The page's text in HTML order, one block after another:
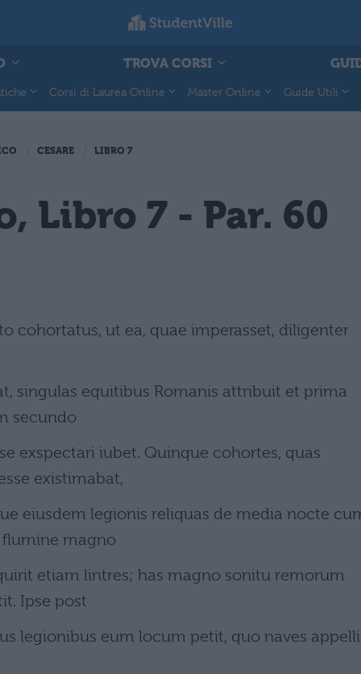
TROVA CORSI
Corsi di Laurea Online Master Online Guide Utili
CESARE LIBRO 7
Libro 7 - Par. 60
cohortatus, ut ea, quae imperasset, diligenter
singulas equitibus Romanis attribuit et prima
secundo
exspectari iubet. Quinque cohortes, quas
existimabat,
eiusdem legionis reliquas de media nocte
magno
etiam lintres; has magno sonitu remorum
Ipse post
legionibus eum locum petit, quo naves appelli